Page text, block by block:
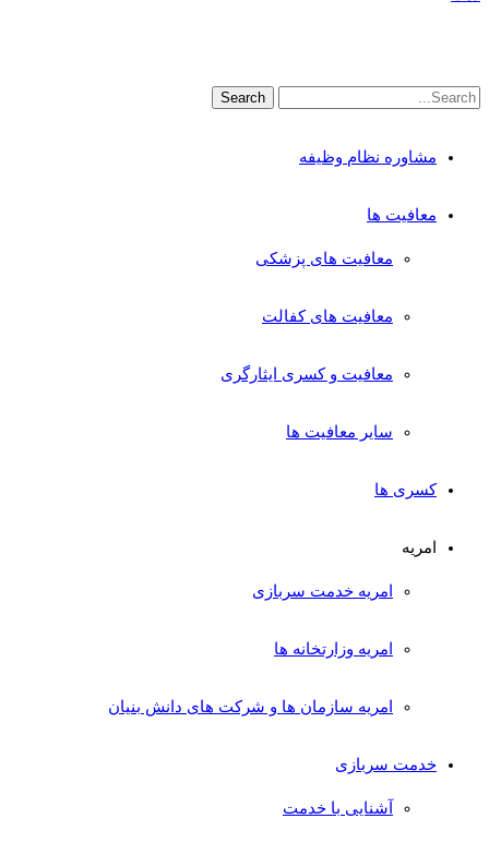
مشاوره نظام وظیفه
معافیت ها
معافیت های پزشکی
معافیت های کفالت
معافیت و کسری ایثارگری
سایر معافیت ها
کسری ها
امریه
امریه خدمت سربازی
امریه وزارتخانه ها
امریه سازمان ها و شرکت های دانش بنیان
خدمت سربازی
آشنایی با خدمت